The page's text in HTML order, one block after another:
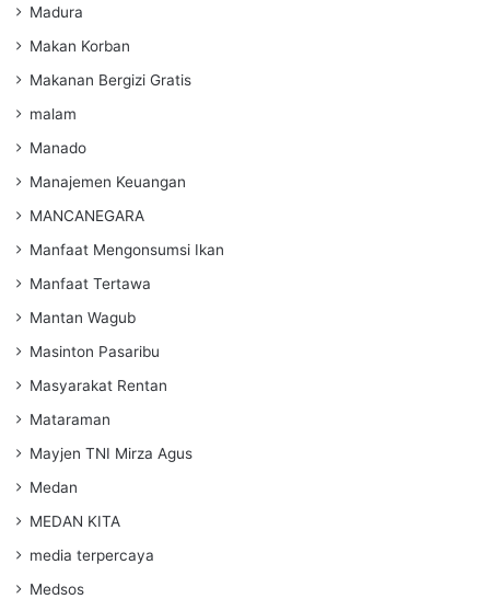
Madura
Makan Korban
Makanan Bergizi Gratis
malam
Manado
Manajemen Keuangan
MANCANEGARA
Manfaat Mengonsumsi Ikan
Manfaat Tertawa
Mantan Wagub
Masinton Pasaribu
Masyarakat Rentan
Mataraman
Mayjen TNI Mirza Agus
Medan
MEDAN KITA
media terpercaya
Medsos